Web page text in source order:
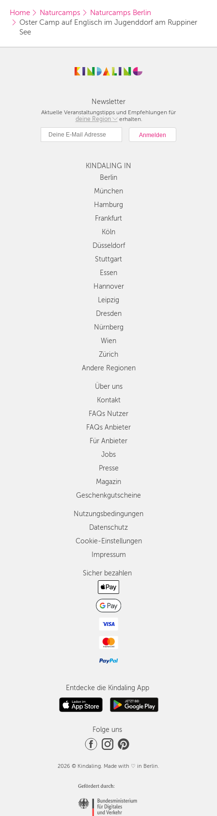
Home Naturcamps
Naturcamps Berlin
Oster Camp auf Englisch im Jugenddorf am Ruppiner
See
Newsletter
Aktuelle Veranstaltungstipps und Empfehlungen für
deine Region
Berlin
München
Hamburg
Köln
Düsseldorf
Stuttgart
Essen
Dresden
Nürnberg
Wien
Zürich
Andere
Regionen
erhalten.
KINDALING IN
Berlin
München
Hamburg
Frankfurt
Köln
Düsseldorf
Stuttgart
Essen
Hannover
Leipzig
Dresden
Nürnberg
Wien
Zürich
Andere Regionen
Über uns
Kontakt
FAQs Nutzer
FAQs Anbieter
Für Anbieter
Jobs
Presse
Magazin
Geschenkgutscheine
Nutzungsbedingungen
Datenschutz
Cookie-Einstellungen
Impressum
Sicher bezahlen
Entdecke die Kindaling App
Folge uns
2026 © Kindaling. Made with ♡ in Berlin.